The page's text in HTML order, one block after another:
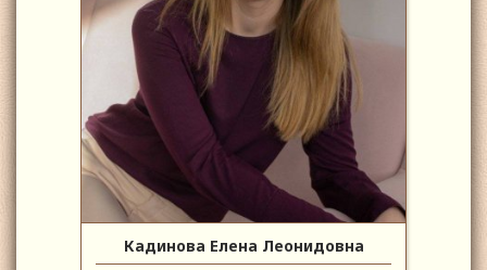
Кадинова Елена Леонидовна